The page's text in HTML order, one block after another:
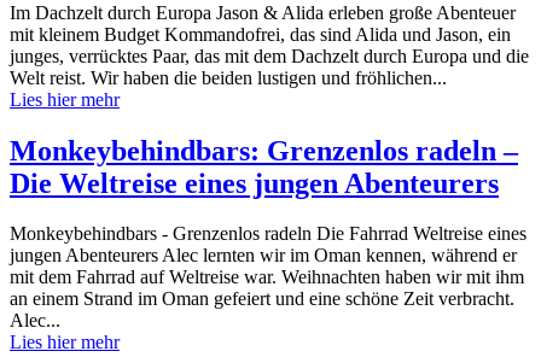
Im Dachzelt durch Europa Jason & Alida erleben große Abenteuer
mit kleinem Budget Kommandofrei, das sind Alida und Jason, ein
junges, verrücktes Paar, das mit dem Dachzelt durch Europa und die
Welt reist. Wir haben die beiden lustigen und fröhlichen...
Lies hier mehr
Monkeybehindbars: Grenzenlos radeln –
Die Weltreise eines jungen Abenteurers
Monkeybehindbars - Grenzenlos radeln Die Fahrrad Weltreise eines
jungen Abenteurers Alec lernten wir im Oman kennen, während er
mit dem Fahrrad auf Weltreise war. Weihnachten haben wir mit ihm
an einem Strand im Oman gefeiert und eine schöne Zeit verbracht.
Alec...
Lies hier mehr